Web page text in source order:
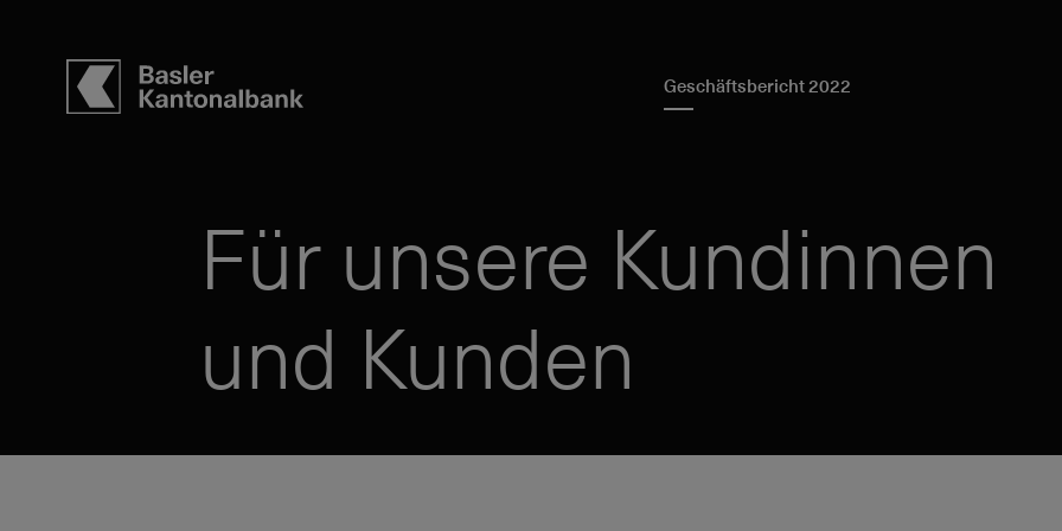
Geschäftsbericht 2022
Für unsere Kundinnen
und Kunden